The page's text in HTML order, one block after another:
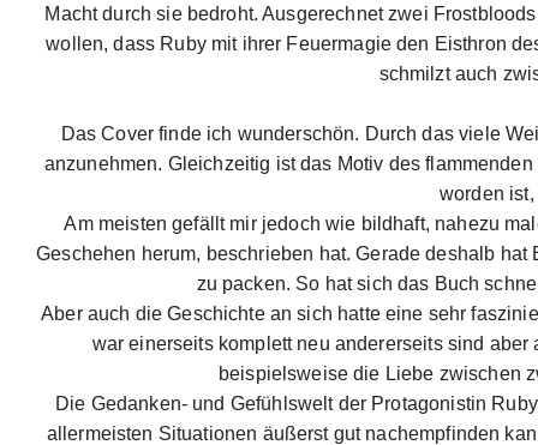
Macht durch sie bedroht. Ausgerechnet zwei
wollen, dass Ruby mit ihrer Feuermagie den Eisthron
schmilzt auch
Das Cover finde ich wunderschön. Durch das viele
anzunehmen. Gleichzeitig ist das Motiv des
worden
Am meisten gefällt mir jedoch wie bildhaft, nahezu
Geschehen herum, beschrieben hat. Gerade deshalb
zu packen. So hat sich das Buch
Aber auch die Geschichte an sich hatte eine sehr
war einerseits komplett neu andererseits sind
beispielsweise die Liebe zwischen
Die Gedanken- und Gefühlswelt der Protagonistin
allermeisten Situationen äußerst gut nachempfinden